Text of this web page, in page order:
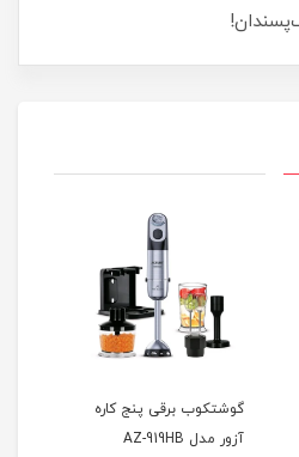
گوشتکوب برقی پنج کاره
آزور مدل AZ-919HB